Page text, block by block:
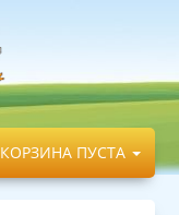
КОРЗИНА ПУСТА